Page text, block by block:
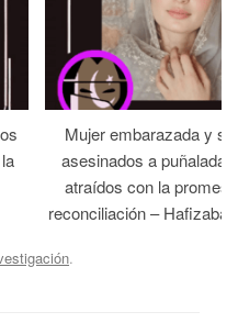
Mujer embarazada y
asesinados a
atraídos con la
reconciliación –
.